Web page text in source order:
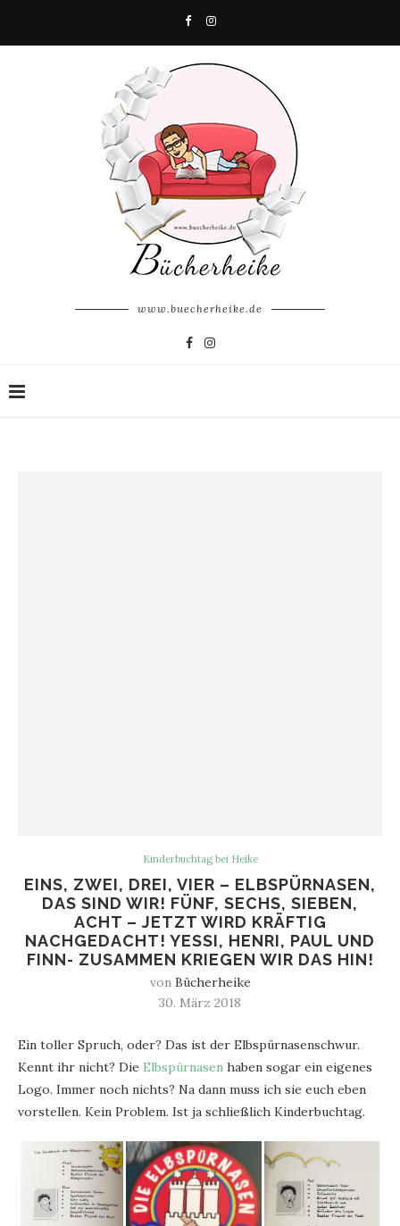
www.buecherheike.de
Kinderbuchtag bei Heike
EINS, ZWEI, DREI, VIER – ELBSPÜRNASEN,
DAS SIND WIR! FÜNF, SECHS, SIEBEN,
ACHT – JETZT WIRD KRÄFTIG
NACHGEDACHT! YESSI, HENRI, PAUL UND
FINN- ZUSAMMEN KRIEGEN WIR DAS HIN!
von Bücherheike
30. März 2018
Ein toller Spruch, oder? Das ist der Elbspürnasenschwur.
Kennt ihr nicht? Die Elbspürnasen haben sogar ein eigenes
Logo. Immer noch nichts? Na dann muss ich sie euch eben
vorstellen. Kein Problem. Ist ja schließlich Kinderbuchtag.